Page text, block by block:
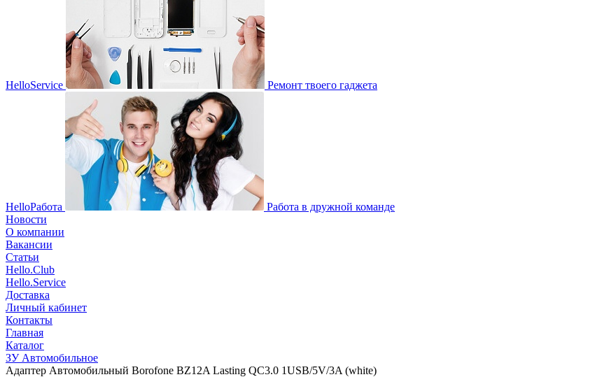
HelloService Ремонт твоего гаджета
HelloРабота
Работа в дружной команде
Новости
О компании
Вакансии
Статьи
Hello.Club
Hello.Service
Доставка
Личный кабинет
Контакты
Главная
Каталог
ЗУ Автомобильное
Адаптер Автомобильный Borofone BZ12A Lasting QC3.0 1USB/5V/3A (white)